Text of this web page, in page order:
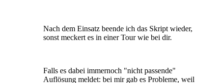
Nach dem Einsatz beende ich das Skript wieder,
sonst meckert es in einer Tour wie bei dir.
Falls es dabei immernoch "nicht passende"
Auflösung meldet: bei mir gab es Probleme, weil